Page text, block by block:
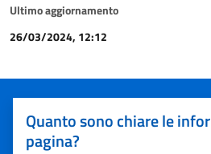
Ultimo aggiornamento
26/03/2024, 12:12
Quanto sono chiare le
pagina?